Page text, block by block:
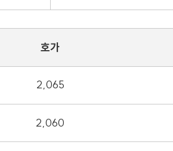
호가
2,065
2,060